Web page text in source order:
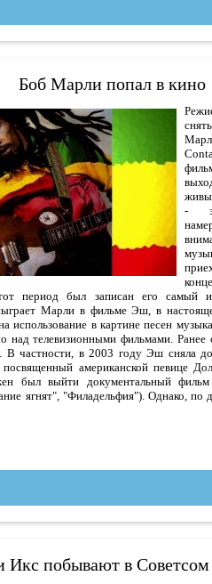
Боб Марли попал в кино
-
период был записан его самый
Марли в фильме Эш, в
использование в картине песен
над телевизионными фильмами.
В частности, в 2003 году Эш сняла
американской певице
был выйти документальный
ягнят", "Филадельфия"). Однако, по
Икс побывают в